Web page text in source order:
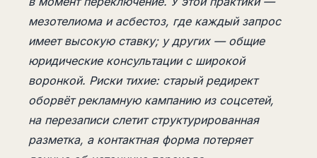
мезотелиома и асбестоз, где каждый запрос
имеет высокую ставку; у других — общие
юридические консультации с широкой
воронкой. Риски тихие: старый редирект
оборвёт рекламную кампанию из соцсетей,
на перезаписи слетит структурированная
разметка, а контактная форма потеряет